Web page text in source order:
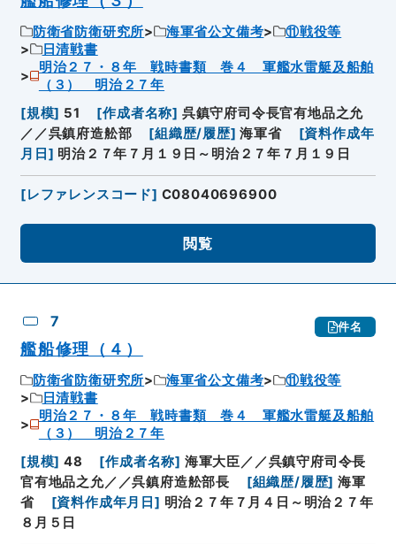
防衛省防衛研究所 海軍省公文備考
⑪戦役等
日清戦書
明治２７・８年 戦時書類 巻４ 軍艦水雷艇及船舶
（３） 明治２７年
[規模] 51 [作成者名称] 呉鎮守府司令長官有地品之允
／／呉鎮府造舩部
[組織歴/履歴] 海軍省 [資料作成年
月日 ] 明治２７年７月１９日～明治２７年７月１９日
[レファレンスコード] C08040696900
閲覧
7 件名
艦船修理（４）
防衛省防衛研究所 海軍省公文備考
⑪戦役等
日清戦書
明治２７・８年 戦時書類 巻４ 軍艦水雷艇及船舶
（３） 明治２７年
[規模] 48 [作成者名称] 海軍大臣／／呉鎮守府司令長
官有地品之允／／呉鎮府造舩部長
[組織歴/履歴] 海軍
省
[資料作成年月日 ] 明治２７年７月４日～明治２７年
８月５日